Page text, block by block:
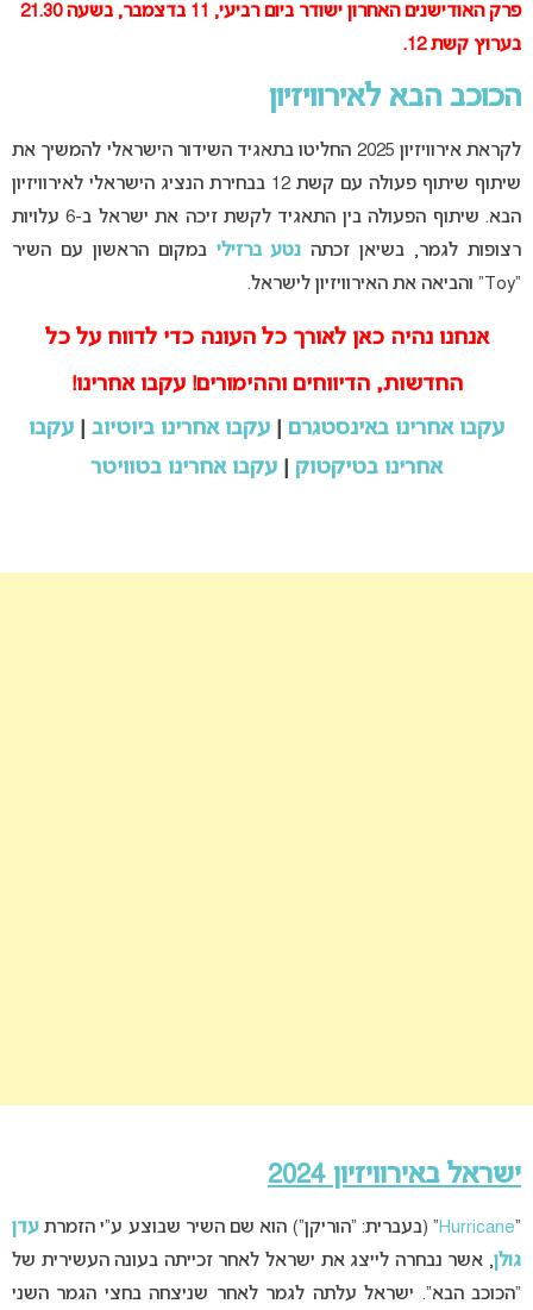
פרק האודישנים האחרון ישודר ביום רביעי, 11 בדצמבר, בשעה 21.30
בערוץ קשת 12.
הכוכב הבא לאירוויזיון
לקראת אירוויזיון 2025 החליטו בתאגיד השידור הישראלי להמשיך את
שיתוף שיתוף פעולה עם קשת 12 בבחירת הנציג הישראלי לאירוויזיון
הבא. שיתוף הפעולה בין התאגיד לקשת זיכה את ישראל ב-6 עלויות
רצופות לגמר, בשיאן זכתה נטע ברזיליבמקום הראשון עם השיר
אנחנו נהיה כאן לאורך כל העונה כדי לדווח על כל
החדשות, הדיווחים וההימורים! עקבו אחרינו!
עקבו אחרינו באינסטגרם| עקבו אחרינו ביוטיוב|
עקבו
אחרינו בטיקטוק| עקבו אחרינו בטוויטר
ישראל באירוויזיון 2024
Hurricane” (בעברית: “הוריקן”) הוא שם השיר שבוצע ע”י הזמרת עדן
גולן, אשר נבחרה לייצג את ישראל לאחר זכייתה בעונה העשירית של
“הכוכב הבא”. ישראל עלתה לגמר לאחר שניצחה בחצי הגמר השני